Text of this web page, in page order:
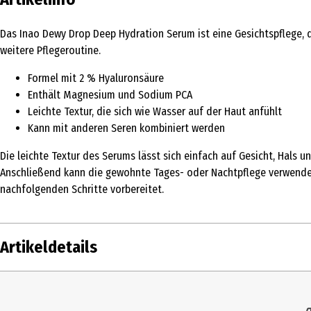
Das Inao Dewy Drop Deep Hydration Serum ist eine
weitere Pflegeroutine.
Formel mit 2 % Hyaluronsäure
Enthält Magnesium und Sodium PCA
Leichte Textur, die sich wie Wasser auf der Haut anfühlt
Kann mit anderen Seren kombiniert werden
Die leichte Textur des Serums lässt sich einfach auf Gesicht, Hals
Anschließend kann die gewohnte Tages- oder Nachtpflege
nachfolgenden Schritte vorbereitet.
Artikeldetails